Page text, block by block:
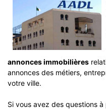
annonces immobilières
annonces des métiers,
votre ville.
Si vous avez des questions à